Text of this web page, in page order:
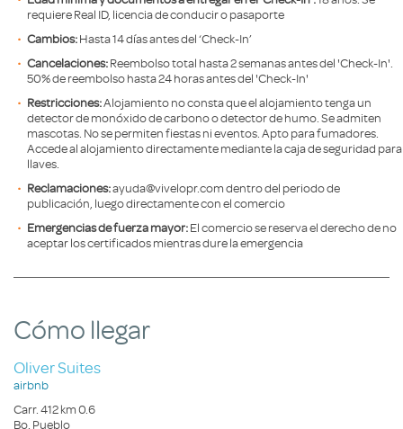
requiere Real ID, licencia de conducir o pasaporte
Cambios:Hasta 14 días antes del ‘Check-In’
Cancelaciones:Reembolso total hasta 2 semanas antes del 'Check-In'.
50% de reembolso hasta 24 horas antes del 'Check-In'
Restricciones:Alojamiento no consta que el alojamiento tenga un
detector de monóxido de carbono o detector de humo. Se admiten
mascotas. No se permiten fiestas ni eventos. Apto para fumadores.
Accede al alojamiento directamente mediante la caja de seguridad para
llaves.
Reclamaciones:ayuda@vivelopr.com dentro del periodo de
publicación, luego directamente con el comercio
Emergencias de fuerza mayor:El comercio se reserva el derecho de no
aceptar los certificados mientras dure la emergencia
Cómo llegar
Oliver Suites
airbnb
Carr. 412 km 0.6
Bo. Pueblo